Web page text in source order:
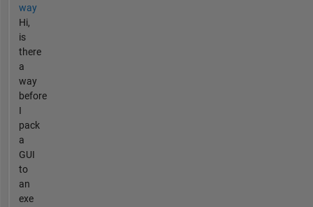
way
Hi,
is
there
a
way
before
I
pack
a
GUI
to
an
exe